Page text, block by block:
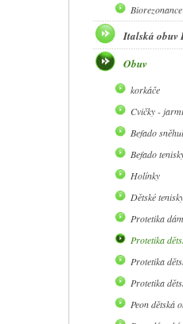
Biorezonance
Italská obuv
Obuv
korkáče
Cvičky -
Befado
Befado
Holínky
Dětské
Protetika
Protetika
Protetika
Protetika
Peon dětská